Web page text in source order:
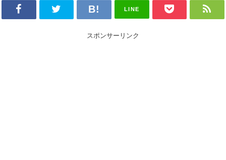
LINE
スポンサーリンク